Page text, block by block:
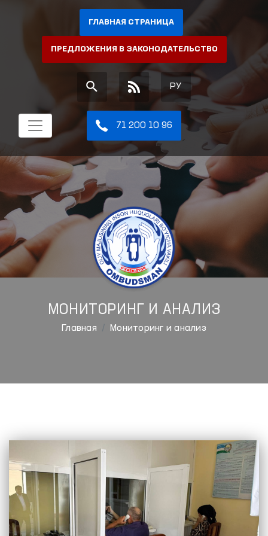
ГЛАВНАЯ СТРАНИЦА
ПРЕДЛОЖЕНИЯ В ЗАКОНОДАТЕЛЬСТВО
РУ
71 200 10 96
МОНИТОРИНГ И АНАЛИЗ
Главная Мониторинг и анализ